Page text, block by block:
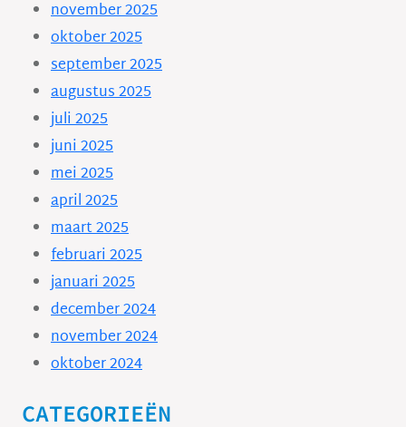
november 2025
oktober 2025
september 2025
augustus 2025
juli 2025
juni 2025
mei 2025
april 2025
maart 2025
februari 2025
januari 2025
december 2024
november 2024
oktober 2024
CATEGORIEËN